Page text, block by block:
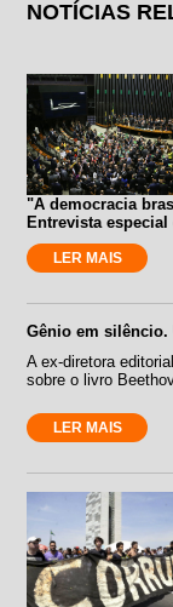
NOTÍCIAS
"A democracia
Entrevista
LER MAIS
Gênio em
A ex-diretora
sobre o livro
LER MAIS